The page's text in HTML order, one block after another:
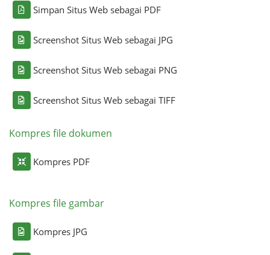
Simpan Situs Web sebagai PDF
Screenshot Situs Web sebagai JPG
Screenshot Situs Web sebagai PNG
Screenshot Situs Web sebagai TIFF
Kompres file dokumen
Kompres PDF
Kompres file gambar
Kompres JPG